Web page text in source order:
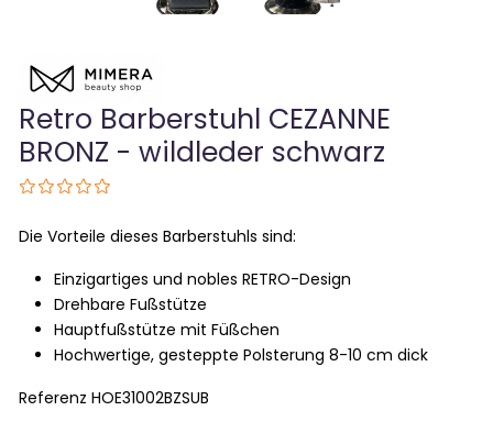
Retro Barberstuhl CEZANNE
BRONZ - wildleder schwarz
Die Vorteile dieses Barberstuhls sind:
Einzigartiges und nobles RETRO-Design
Drehbare Fußstütze
Hauptfußstütze mit Füßchen
Hochwertige, gesteppte Polsterung 8-10 cm dick
ReferenzHOE31002BZSUB